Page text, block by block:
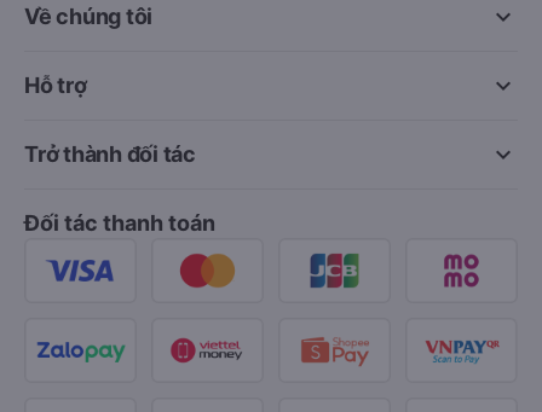
keyboard_arrow_down
Về chúng tôi
keyboard_arrow_down
Hỗ trợ
keyboard_arrow_down
Trở thành đối tác
Đối tác thanh toán